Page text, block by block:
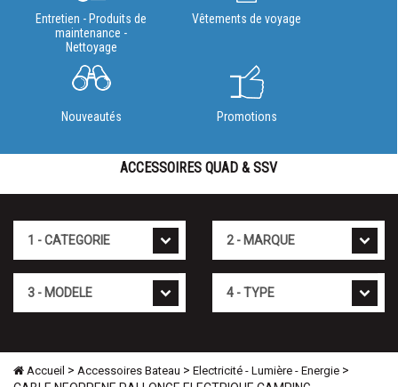
Entretien - Produits de
maintenance -
Nettoyage
Vêtements de voyage
Nouveautés Promotions
ACCESSOIRES QUAD & SSV
Accueil > Accessoires Bateau > Electricité - Lumière - Energie >